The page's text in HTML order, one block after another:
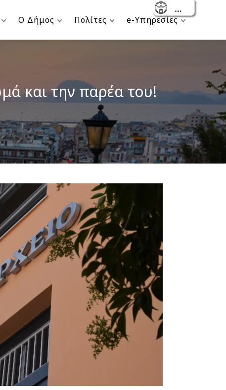
Ο Δήμος Πολίτες e-Υπηρεσίες
και την παρέα του!